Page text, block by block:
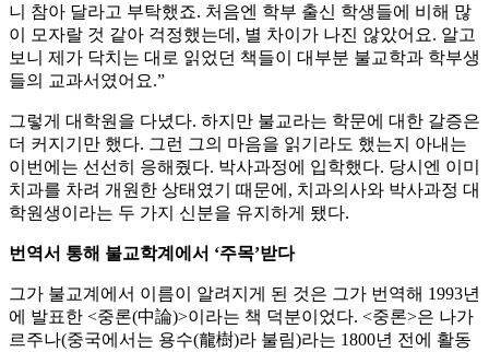
니 참아 달라고 부탁했죠. 처음엔 학부 출신 학생들에 비해 많
이 모자랄 것 같아 걱정했는데, 별 차이가 나진 않았어요. 알고
보니 제가 닥치는 대로 읽었던 책들이 대부분 불교학과 학부생
들의 교과서였어요.”
그렇게 대학원을 다녔다. 하지만 불교라는 학문에 대한 갈증은
더 커지기만 했다. 그런 그의 마음을 읽기라도 했는지 아내는
이번에는 선선히 응해줬다. 박사과정에 입학했다. 당시엔 이미
치과를 차려 개원한 상태였기 때문에, 치과의사와 박사과정 대
학원생이라는 두 가지 신분을 유지하게 됐다.
번역서 통해 불교학계에서 ‘주목’받다
그가 불교계에서 이름이 알려지게 된 것은 그가 번역해 1993년
에 발표한 <중론(中論)>이라는 책 덕분이었다. <중론>은 나가
르주나(중국에서는 용수(龍樹)라 불림)라는 1800년 전에 활동